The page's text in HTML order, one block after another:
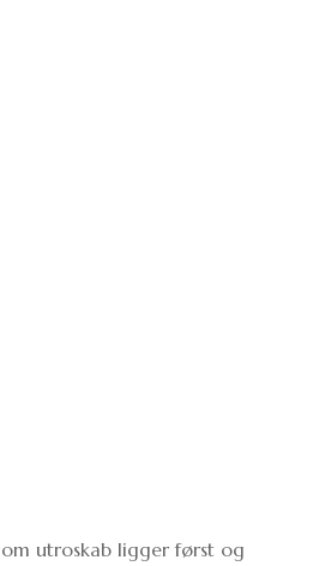
utroskab ligger først og